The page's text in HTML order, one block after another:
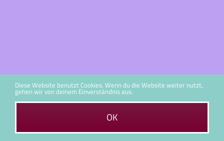
Diese Website benutzt Cookies. Wenn du die Website weiter nutzt,
gehen wir von deinem Einverständnis aus.
OK